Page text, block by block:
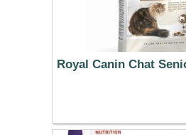
Royal Canin Chat
32.99 €